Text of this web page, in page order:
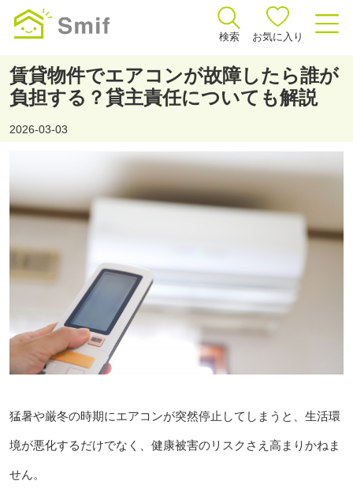
検索 お気に入り
賃貸物件でエアコンが故障したら誰が
負担する？貸主責任についても解説
2026-03-03
猛暑や厳冬の時期にエアコンが突然停止してしまうと、生活環
境が悪化するだけでなく、健康被害のリスクさえ高まりかねま
せん。